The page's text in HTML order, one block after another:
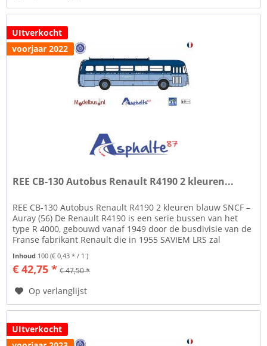
UItverkocht
voorjaar 2022
REE CB-130 Autobus Renault R4190 2 kleuren...
REE CB-130 Autobus Renault R4190 2 kleuren blauw SNCF –
Auray (56) De Renault R4190 is een serie bussen van het
type R 4000, gebouwd vanaf 1949 door de busdivisie van de
Franse fabrikant Renault die in 1955 SAVIEM LRS zal
Inhoud 100(€ 0,43 * / 1 )
€ 42,75 * € 47,50 *
Op verlanglijst
UItverkocht